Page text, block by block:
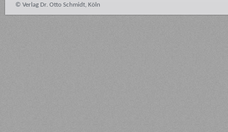
© Verlag Dr. Otto Schmidt, Köln